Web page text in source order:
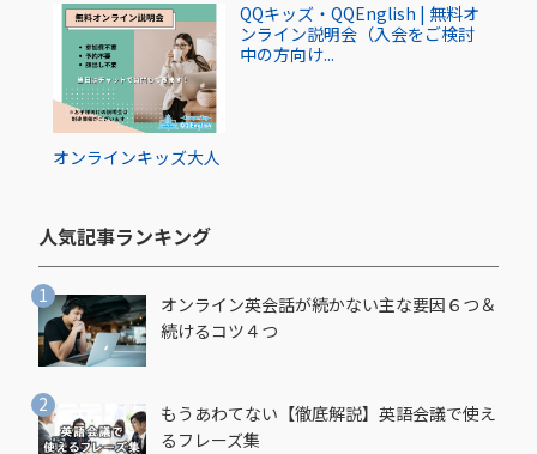
オンラインキッズ大人
QQキッズ・QQEnglish | 無料オ
ンライン説明会（入会をご検討
中の方向け...
人気記事ランキング​
オンライン英会話が続かない主な要因６つ＆
続けるコツ４つ
もうあわてない【徹底解説】英語会議で使え
るフレーズ集